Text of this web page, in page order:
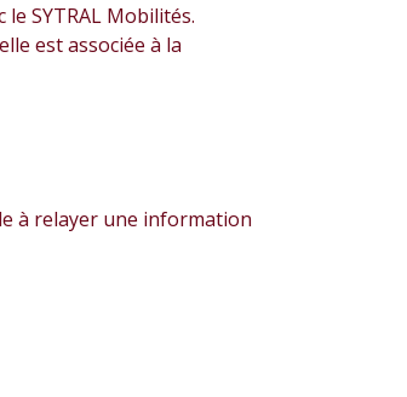
SYTRAL Mobilités.
est associée à la
à relayer une information